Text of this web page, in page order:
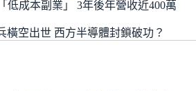
低成本副業」 3年後年營收近400萬
橫空出世 西方半導體封鎖破功？